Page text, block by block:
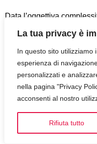
La tua privacy è
In questo sito utilizziamo
esperienza di
personalizzati e
nella pagina "Privacy
acconsenti al nostro
Rifiuta tutto
Data l’oggettiva
tecnologie di
contattare il Titolare
informazioni in merito
sito.
Definizioni
Costituisce dato